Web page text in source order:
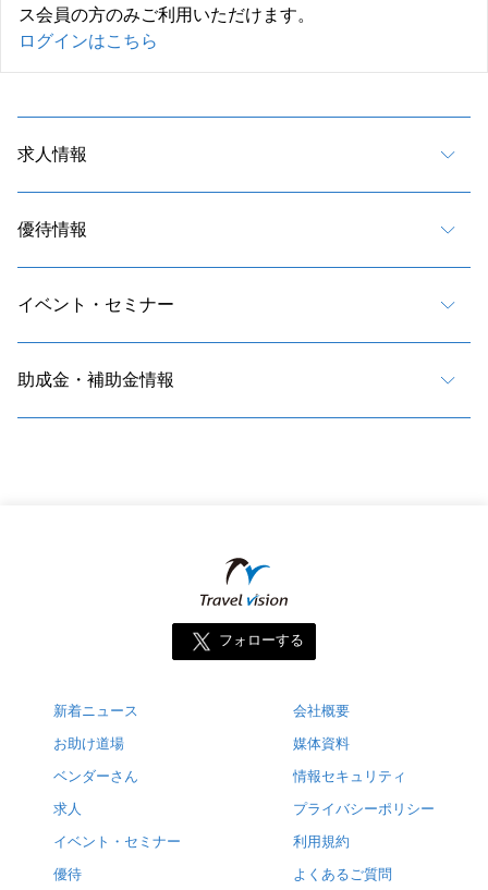
ス会員の方のみご利用いただけます。
ログインはこちら
求人情報
優待情報
イベント・セミナー
助成金・補助金情報
フォローする
新着ニュース
お助け道場
ベンダーさん
求人
イベント・セミナー
優待
会社概要
媒体資料
情報セキュリティ
プライバシーポリシー
利用規約
よくあるご質問